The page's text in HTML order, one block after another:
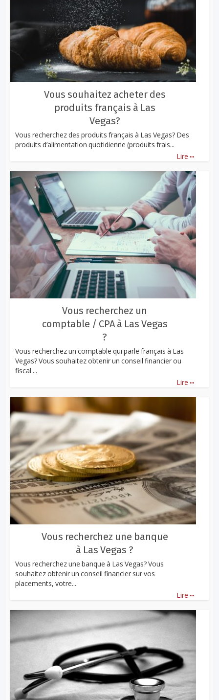
Vous souhaitez acheter des
produits français à Las
Vegas?
Vous recherchez des produits français à Las Vegas? Des
produits d’alimentation quotidienne (produits frais...
Lire ...
Vous recherchez un
comptable / CPA à Las Vegas
?
Vous recherchez un comptable qui parle français à Las
Vegas? Vous souhaitez obtenir un conseil financier ou
fiscal ...
Lire ...
Vous recherchez une banque
à Las Vegas ?
Vous recherchez une banque à Las Vegas? Vous
souhaitez obtenir un conseil financier sur vos
placements, votre...
Lire ...